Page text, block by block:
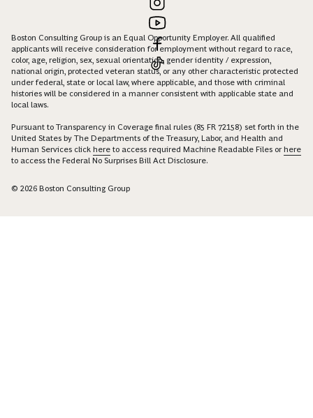
Boston Consulting Group is an Equal Opportunity Employer. All qualified
applicants will receive consideration for employment without regard to race,
color, age, religion, sex, sexual orientation, gender identity / expression,
national origin, protected veteran status, or any other characteristic protected
under federal, state or local law, where applicable, and those with criminal
histories will be considered in a manner consistent with applicable state and
local laws.
Pursuant to Transparency in Coverage final rules (85 FR 72158) set forth in the
United States by The Departments of the Treasury, Labor, and Health and
Human Services click here to access required Machine Readable Files orhere
to access the Federal No Surprises Bill Act Disclosure.
© 2026 Boston Consulting Group